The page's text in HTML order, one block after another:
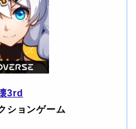
3rd
ションゲーム